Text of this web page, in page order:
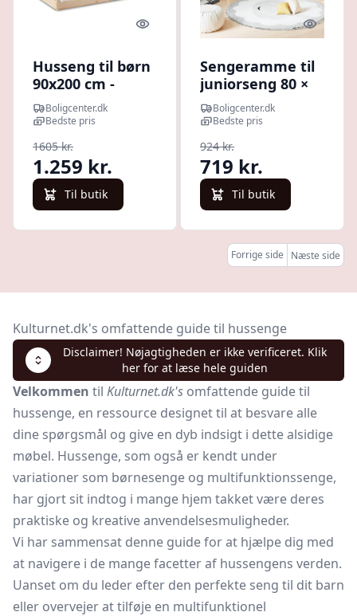
Quick look
Husseng til børn
90x200 cm -
massivt fyrretræ
Boligcenter.dk
Bedste pris
1605 kr.
1.259 kr.
Til butik
Quick
Sengeramme til
juniorseng 80 ×
200 cm - massivt
fyrretræ,
Boligcenter.dk
Bedste pris
924 kr.
719 kr.
Til butik
Forrige side Næste side
Kulturnet.dk's omfattende guide til hussenge
Disclaimer! Nøjagtigheden er ikke verificeret. Klik
her for at læse hele guiden
Velkommen til Kulturnet.dk's omfattende guide til
hussenge, en ressource designet til at besvare alle
dine spørgsmål og give en dyb indsigt i dette alsidige
møbel. Hussenge, som også er kendt under
variationer som børnesenge og multifunktionssenge,
har gjort sit indtog i mange hjem takket være deres
praktiske og kreative anvendelsesmuligheder.
Vi har sammensat denne guide for at hjælpe dig med
at navigere i de mange facetter af hussengens verden.
Uanset om du leder efter den perfekte seng til dit barn
eller overvejer at tilføje en multifunktionel